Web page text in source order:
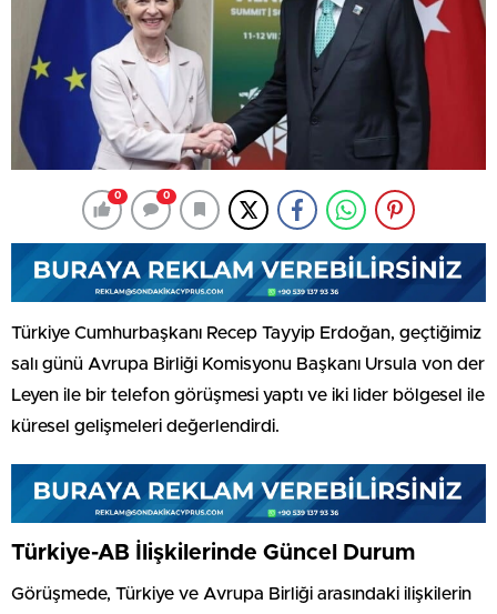
0 0
Türkiye Cumhurbaşkanı Recep Tayyip Erdoğan, geçtiğimiz
salı günü Avrupa Birliği Komisyonu Başkanı Ursula von der
Leyen ile bir telefon görüşmesi yaptı ve iki lider bölgesel ile
küresel gelişmeleri değerlendirdi.
Türkiye-AB İlişkilerinde Güncel Durum
Görüşmede, Türkiye ve Avrupa Birliği arasındaki ilişkilerin